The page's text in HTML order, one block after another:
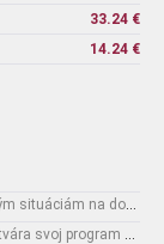
33.24 €
14.24 €
Interesante: Ako sa vyvarovať konfliktom a nepríjemným situáciám na dovolenke
Interesante: Nový hudobný festival Tatra Flowers uzatvára svoj program naozajstnou špecialitou: